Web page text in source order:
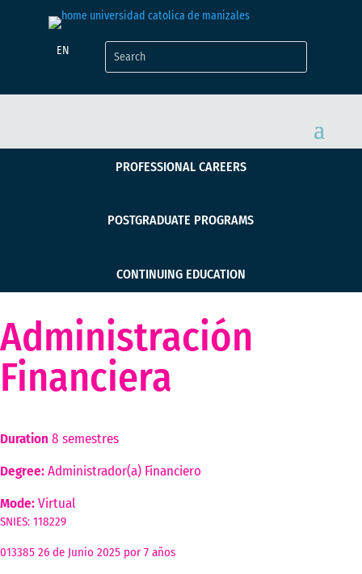
EN
PROFESSIONAL CAREERS
POSTGRADUATE PROGRAMS
CONTINUING EDUCATION
Administración
Financiera
Duration 8 semestres
Degree:Administrador(a) Financiero
Mode:Virtual
SNIES: 118229
013385 26 de Junio 2025 por 7 años